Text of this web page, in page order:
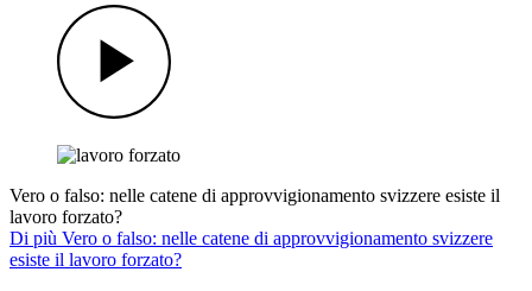
Vero o falso: nelle catene di approvvigionamento svizzere esiste il
lavoro forzato?
Di più Vero o falso: nelle catene di approvvigionamento svizzere
esiste il lavoro forzato?